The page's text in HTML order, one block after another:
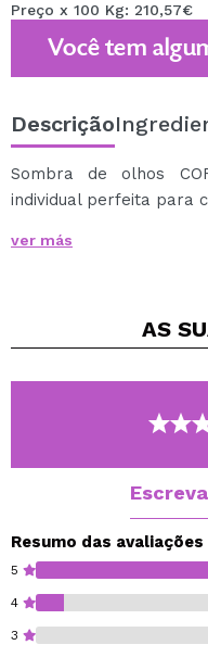
Preço x 100 Kg: 210,57€
Você tem
Descrição
Sombra de olhos
individual perfeita para
Sombras godê super
mesclar, que vão te
encontrará
Você apenas tem
para criar a paleta dos
magnéticas vazias da
Cruelty free.
Vegan.
ver más
AS
Resumo das avaliações
5
4
3